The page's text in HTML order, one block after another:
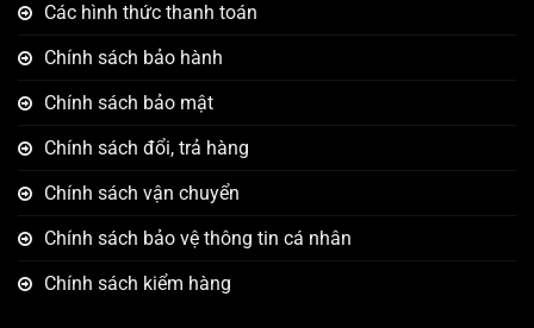
Các hình thức thanh toán
Chính sách bảo hành
Chính sách bảo mật
Chính sách đổi, trả hàng
Chính sách vận chuyển
Chính sách bảo vệ thông tin cá nhân
Chính sách kiểm hàng